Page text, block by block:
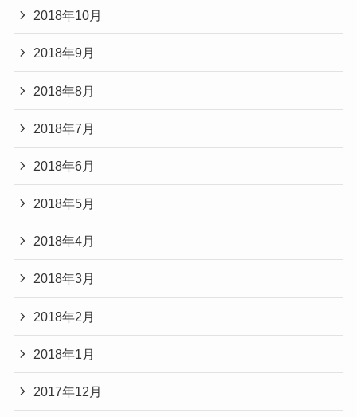
2018年10月
2018年9月
2018年8月
2018年7月
2018年6月
2018年5月
2018年4月
2018年3月
2018年2月
2018年1月
2017年12月